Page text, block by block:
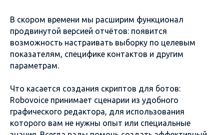
В скором времени мы расширим функционал
продвинутой версией отчётов: появится
возможность настраивать выборку по целевым
показателям, специфике контактов и другим
параметрам.
Что касается создания скриптов для ботов:
Robovoice принимает сценарии из удобного
графического редактора, для использования
которого вам не нужны опыт или специальные